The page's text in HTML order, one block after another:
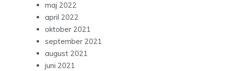
maj 2022
april 2022
oktober 2021
september 2021
august 2021
juni 2021